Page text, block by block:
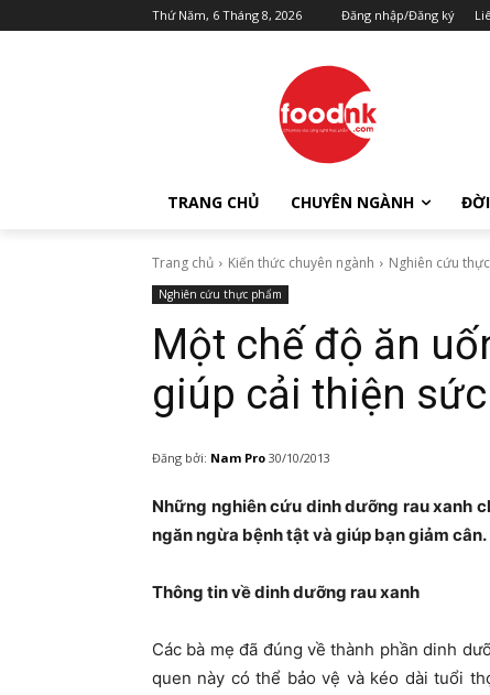
Thứ Năm, 6 Tháng 8, 2026 Đăng nhập/Đăng ký
TRANG CHỦ CHUYÊN NGÀNH
Trang chủ Kiến thức chuyên ngành Nghiên cứu
Nghiên cứu thực phẩm
Một chế độ ăn
giúp cải thiện
Đăng bởi: Nam Pro 30/10/2013
Những nghiên cứu dinh dưỡng rau xanh
ngăn ngừa bệnh tật và giúp bạn giảm cân.
Thông tin về dinh dưỡng rau xanh
Các bà mẹ đã đúng về thành phần dinh
quen này có thể bảo vệ và kéo dài tuổi